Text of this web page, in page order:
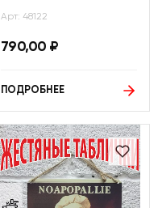
Арт: 48122
790,00 ₽
ПОДРОБНЕЕ